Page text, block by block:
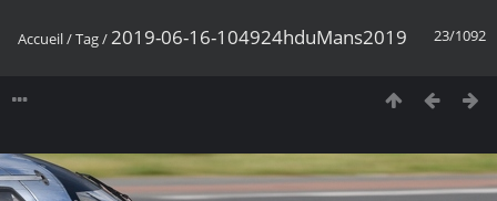
23/1092
Accueil/Tag/2019-06-16-104924hduMans2019